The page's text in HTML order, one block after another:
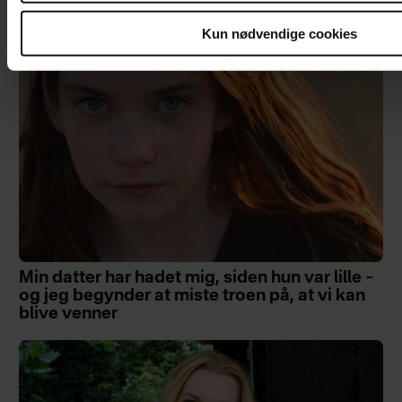
Kun nødvendige cookies
Min datter har hadet mig, siden hun var lille –
og jeg begynder at miste troen på, at vi kan
blive venner